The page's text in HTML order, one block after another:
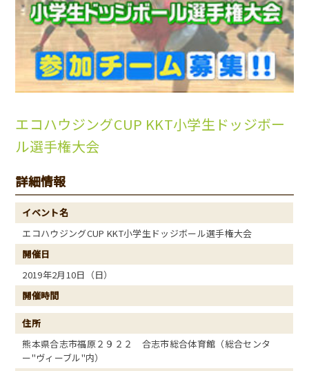
エコハウジングCUP KKT小学生ドッジボー
ル選手権大会
詳細情報
イベント名
エコハウジングCUP KKT小学生ドッジボール選手権大会
開催日
2019年2月10日（日）
開催時間
住所
熊本県合志市福原２９２２ 合志市総合体育館（総合センタ
ー"ヴィーブル"内）